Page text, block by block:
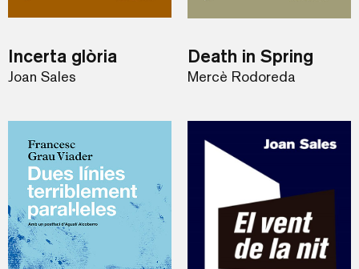
Incerta glòria
Joan Sales
Death in Spring
Mercè Rodoreda